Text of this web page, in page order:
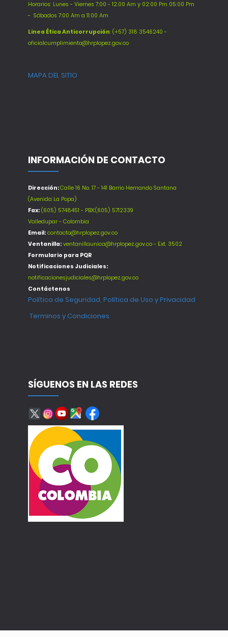
Horarios: Lunes - Viernes 7:00 - 12:00 Am y 02:00 Pm 05:00 Pm
- Sábados 7:00 Am a 11:00 Am
Línea Ética Anticorrupción: (+57) 318 3546240 -
oficialcumplimiento@hrplopez.gov.co
MAPA DEL SITIO
INFORMACIÓN DE CONTACTO
Dirección:Calle 16 No. 17 - 141 Barrio Hernando Santana
(Avenida La Popa)
Fax: (605) 5748451 - PBX:(605) 5712339
Valledupar - Colombia
Email: contacto@hrplopez.gov.co
Ventanilla: ventanillaunica@hrplopez.gov.co - Ext. 3502
Formulario para PQR
Notificaciones Judiciales:
notificacionesjudiciales@hrplopez.gov.co
Contáctenos
Política de Seguridad, Política de Uso y Privacidad
Terminos y Condiciones
SÍGUENOS EN LAS REDES